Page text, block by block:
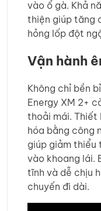
vào ổ gà. Khả
thiện giúp tăng
hỏng lốp đột
Vận hành
Không chỉ bền
Energy XM 2+
thoải mái. Thiết
hóa bằng công
giúp giảm thiểu
vào khoang lái.
tĩnh và dễ chịu
chuyến đi dài.